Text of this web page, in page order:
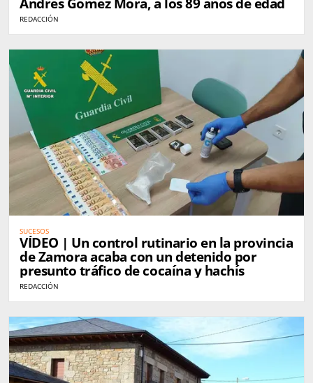
Andrés Gómez Mora, a los 89 años de edad
REDACCIÓN
SUCESOS
VÍDEO | Un control rutinario en la provincia
de Zamora acaba con un detenido por
presunto tráfico de cocaína y hachís
REDACCIÓN